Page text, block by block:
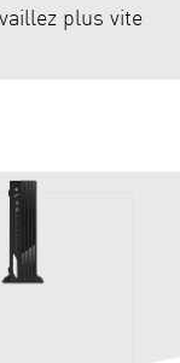
plus vite